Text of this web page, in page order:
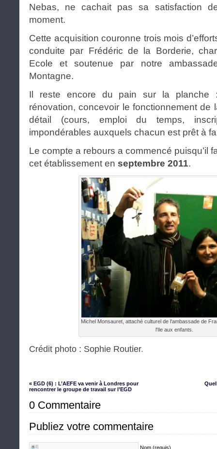
Nebas, ne cachait pas sa satisfaction
moment.
Cette acquisition couronne trois mois
conduite par Frédéric de la Borderie,
Ecole et soutenue par notre
Montagne.
Il reste encore du pain sur la planche
rénovation, concevoir le fonctionnement de
détail (cours, emploi du temps,
impondérables auxquels chacun est prêt à
Le compte a rebours a commencé puisqu’il
cet établissement en septembre 2011.
Michel Monsauret, attaché culturel de l'ambassade de
l'Ile aux enfants.
Crédit photo : Sophie Routier.
« EGD (6) : L’AEFE va venir à Londres pour
rencontrer le groupe de travail sur l’EGD
0 Commentaire
Publiez votre commentaire
Nom (requis)